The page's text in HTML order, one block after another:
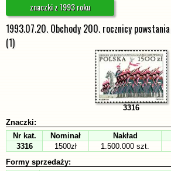
znaczki z 1993 roku
1993.07.20. Obchody 200. rocznicy
(1)
3316
Znaczki:
Nr kat.
Nominał Nakład
3316
1500zł 1.500.000 szt.
Formy sprzedaży: